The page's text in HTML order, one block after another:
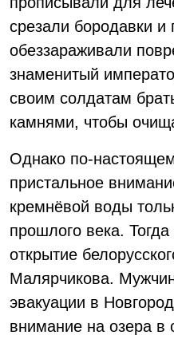
срезали бородавки
обеззараживали
знаменитый
своим солдатам
камнями, чтобы
Однако по-
пристальное
кремнёвой воды
прошлого века.
открытие
Малярчикова.
эвакуации в
внимание на озера в